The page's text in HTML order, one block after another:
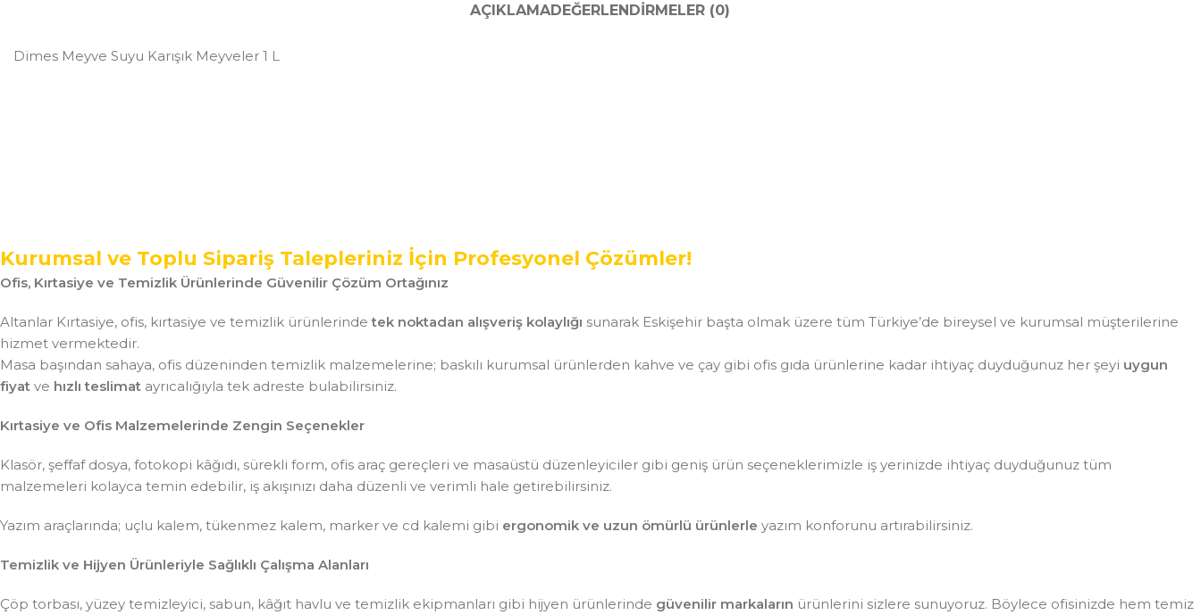
AÇIKLAMADEĞERLENDIRMELER (0)
Dimes Meyve Suyu Karışık Meyveler 1 L
Kurumsal ve Toplu Sipariş Talepleriniz İçin Profesyonel Çözümler!
Ofis, Kırtasiye ve Temizlik Ürünlerinde Güvenilir Çözüm Ortağınız
Altanlar Kırtasiye, ofis, kırtasiye ve temizlik ürünlerindetek noktadan alışveriş kolaylığı sunarak Eskişehir başta olmak üzere tüm Türkiye’de bireysel ve kurumsal müşterilerine
hizmet vermektedir.
Masa başından sahaya, ofis düzeninden temizlik malzemelerine; baskılı kurumsal ürünlerden kahve ve çay gibi ofis gıda ürünlerine kadar ihtiyaç duyduğunuz her şeyi uygun
fiyat ve hızlı teslimat ayrıcalığıyla tek adreste bulabilirsiniz.
Kırtasiye ve Ofis Malzemelerinde Zengin Seçenekler
Klasör, şeffaf dosya, fotokopi kâğıdı, sürekli form, ofis araç gereçleri ve masaüstü düzenleyiciler gibi geniş ürün seçeneklerimizle iş yerinizde ihtiyaç duyduğunuz tüm
malzemeleri kolayca temin edebilir, iş akışınızı daha düzenli ve verimli hale getirebilirsiniz.
Yazım araçlarında; uçlu kalem, tükenmez kalem, marker ve cd kalemi gibi ergonomik ve uzun ömürlü ürünlerle yazım konforunu artırabilirsiniz.
Temizlik ve Hijyen Ürünleriyle Sağlıklı Çalışma Alanları
Çöp torbası, yüzey temizleyici, sabun, kâğıt havlu ve temizlik ekipmanları gibi hijyen ürünlerinde güvenilir markaların ürünlerini sizlere sunuyoruz. Böylece ofisinizde hem temiz